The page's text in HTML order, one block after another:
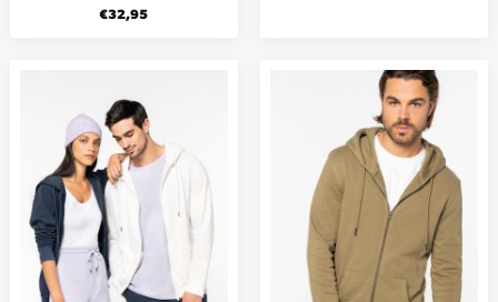
€32,95